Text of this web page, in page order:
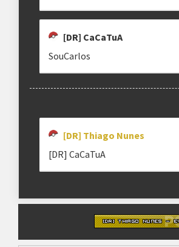
clicando aqui
[DR] CaCaTuA
SouCarlos
[DR] Thiago Nunes
[DR] CaCaTuA